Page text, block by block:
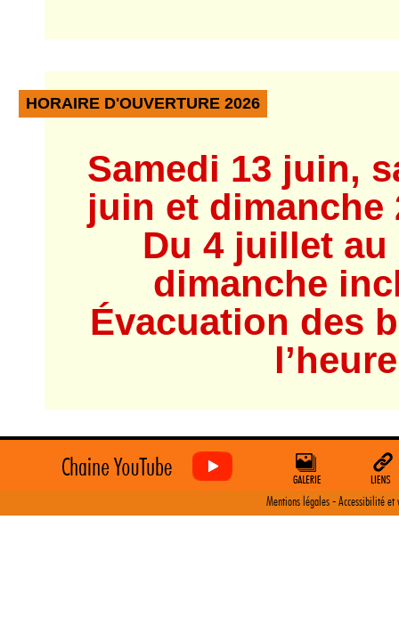
HORAIRE D'OUVERTURE 2026
Samedi 13 juin,
juin et dimanche
Du 4 juillet
dimanche
Évacuation des
Mentions légales- Accessibilité et